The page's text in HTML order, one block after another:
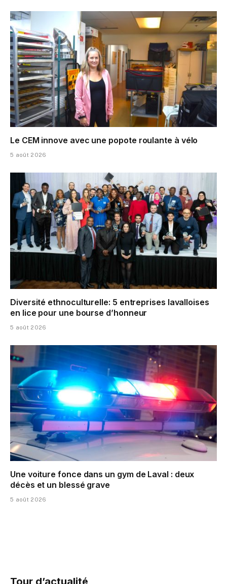
Le CEM innove avec une popote roulante à vélo
5 août 2026
Diversité ethnoculturelle: 5 entreprises lavalloises
en lice pour une bourse d’honneur
5 août 2026
Une voiture fonce dans un gym de Laval : deux
décès et un blessé grave
5 août 2026